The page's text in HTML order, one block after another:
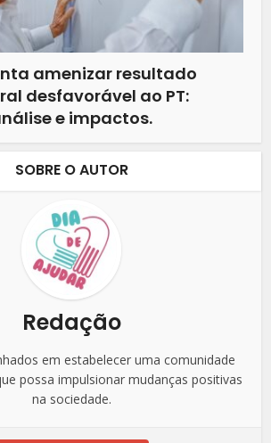
amenizar resultado
desfavorável ao PT:
e impactos.
SOBRE O AUTOR
Redação
em estabelecer uma comunidade
possa impulsionar mudanças positivas
na sociedade.